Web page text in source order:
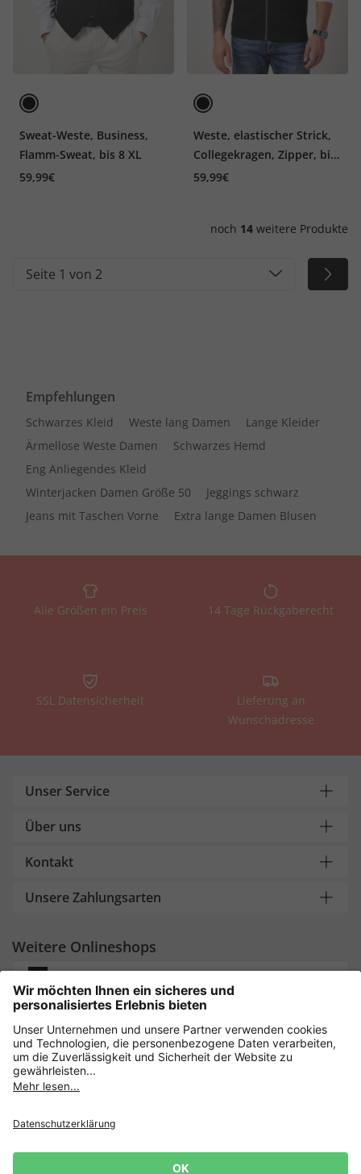
Sweat-Weste, Business,
Flamm-Sweat, bis 8 XL
59,99€
Weste, elastischer Strick,
Collegekragen, Zipper, bis
7 XL
59,99€
noch 14 weitere Produkte
Seite 1 von 2
Empfehlungen
Schwarzes Kleid Weste lang Damen
Lange Kleider
Ärmellose Weste Damen
Schwarzes Hemd
Eng Anliegendes Kleid
Winterjacken Damen Größe 50
Jeggings schwarz
Jeans mit Taschen Vorne
Extra lange Damen Blusen
Alle Größen ein Preis 14 Tage Rückgaberecht
SSL Datensicherheit
Lieferung an
Wunschadresse
Unser Service
Über uns
Kontakt
Unsere Zahlungsarten
Weitere Onlineshops
Deutschland
Sicher einkaufen mit
AGB
Newsletter